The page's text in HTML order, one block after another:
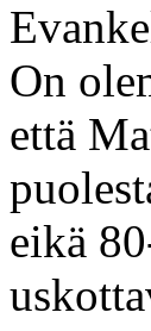
On
että
eikä